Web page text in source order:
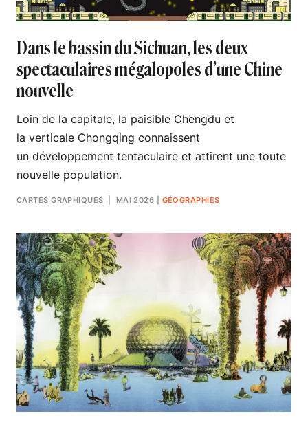
Dans le bassin du Sichuan, les deux
spectaculaires mégalopoles d’une Chine
nouvelle
Loin de la capitale, la paisible Chengdu et
la verticale Chongqing connaissent
un développement tentaculaire et attirent une toute
nouvelle population.
CARTES GRAPHIQUES | MAI 2026 GÉOGRAPHIES